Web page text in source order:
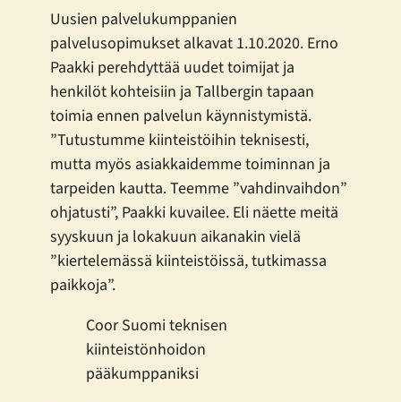
Uusien palvelukumppanien
palvelusopimukset alkavat 1.10.2020. Erno
Paakki perehdyttää uudet toimijat ja
henkilöt kohteisiin ja Tallbergin tapaan
toimia ennen palvelun käynnistymistä.
”Tutustumme kiinteistöihin teknisesti,
mutta myös asiakkaidemme toiminnan ja
tarpeiden kautta. Teemme ”vahdinvaihdon”
ohjatusti”, Paakki kuvailee. Eli näette meitä
syyskuun ja lokakuun aikanakin vielä
”kiertelemässä kiinteistöissä, tutkimassa
paikkoja”.
Coor Suomi teknisen
kiinteistönhoidon
pääkumppaniksi